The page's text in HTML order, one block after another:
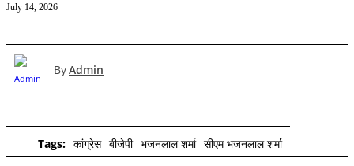
July 14, 2026
ByAdmin
Tags: कांग्रेस बीजेपी भजनलाल शर्मा सीएम भजनलाल शर्मा